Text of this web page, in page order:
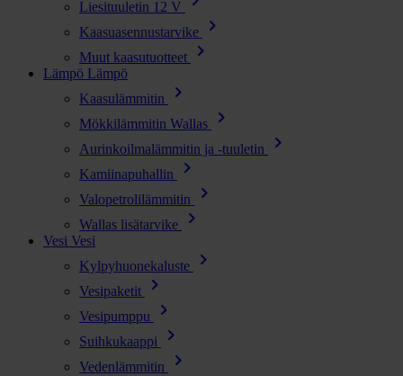
Liesituuletin 12 V
Kaasuasennustarvike chevron_right
Muut kaasutuotteet chevron_right
Lämpö Lämpö
Kaasulämmitin
chevron_right
Mökkilämmitin Wallas chevron_right
Aurinkoilmalämmitin ja -tuuletin chevron_right
Kamiinapuhallin chevron_right
Valopetrolilämmitin chevron_right
Wallas lisätarvike chevron_right
Vesi Vesi
Kylpyhuonekaluste
chevron_right
Vesipaketit chevron_right
Vesipumppu chevron_right
Suihkukaappi chevron_right
Vedenlämmitin chevron_right